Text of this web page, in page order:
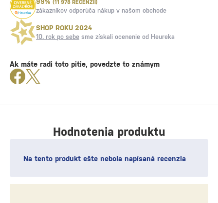
Hodnotenia produktu
Na tento produkt ešte nebola napísaná recenzia
(11 978 RECENZIÍ)
zákazníkov odporúča nákup v našom obchode
SHOP ROKU 2024
10. rok po sebe sme získali ocenenie od Heureka
Ak máte radi toto pitie, povedzte to známym